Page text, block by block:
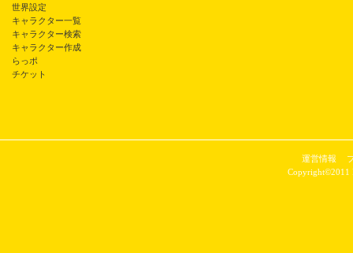
世界設定
キャラクター一覧
キャラクター検索
キャラクター作成
らっポ
チケット
運営情報
Copyright©2011